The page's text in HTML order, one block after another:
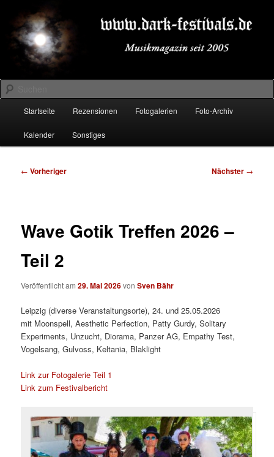
primären
Inhalt
springenDARK-FESTIVALS.DE
Suchen
Startseite Rezensionen Fotogalerien Foto-Archiv
Kalender Sonstiges
Beitragsnavigation
← Vorheriger Nächster →
Wave Gotik Treffen 2026 –
Teil 2
Veröffentlicht am29. Mai 2026vonSven Bähr
Leipzig (diverse Veranstaltungsorte), 24. und 25.05.2026
mit Moonspell, Aesthetic Perfection, Patty Gurdy, Solitary
Experiments, Unzucht, Diorama, Panzer AG, Empathy Test,
Vogelsang, Gulvoss, Keltania, Blaklight
Link zur Fotogalerie Teil 1
Link zum Festivalbericht